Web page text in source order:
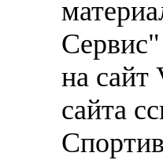
на сайт
сайта